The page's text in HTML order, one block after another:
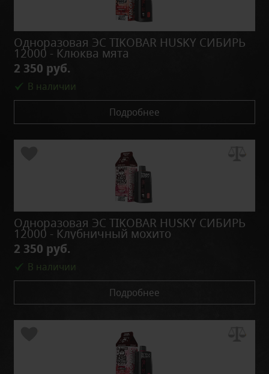
Одноразовая ЭС TIKOBAR HUSKY СИБИРЬ
12000 - Клюква мята
2 350 руб.
В наличии
Подробнее
Одноразовая ЭС TIKOBAR HUSKY СИБИРЬ
12000 - Клубничный мохито
2 350 руб.
В наличии
Подробнее